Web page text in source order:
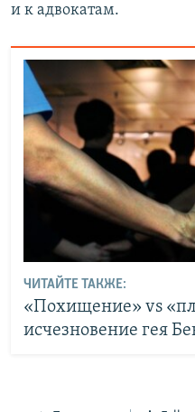
и к адвокатам.
ЧИТАЙТЕ ТАКЖЕ:
«Похищение» vs
исчезновение гея